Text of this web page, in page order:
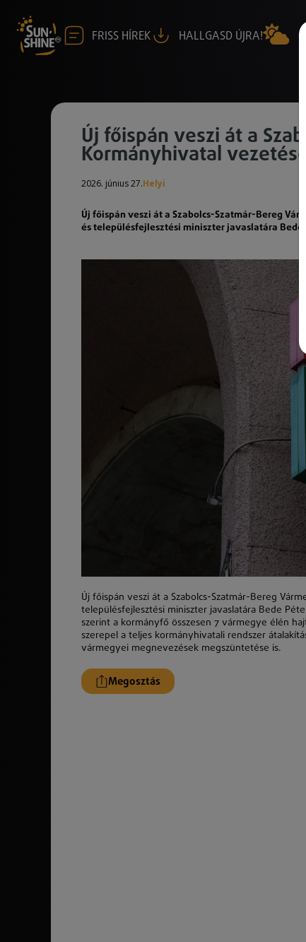
FRISS HÍREK HALLGASD ÚJRA!
Új főispán veszi át a
Kormányhivatal vezetését
2026. június 27.Helyi
Új főispán veszi át a Szabolcs-Szatmár-Bereg
és településfejlesztési miniszter javaslatára
Új főispán veszi át a Szabolcs-Szatmár-Bereg
településfejlesztési miniszter javaslatára Bede
szerint a kormányfő összesen 7 vármegye élén
szerepel a teljes kormányhivatali rendszer
vármegyei megnevezések megszüntetése is.
Megosztás